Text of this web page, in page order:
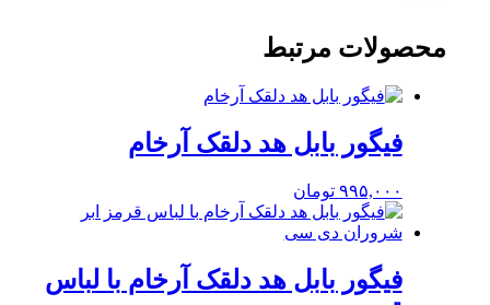
محصولات مرتبط
فیگور بابل هد دلقک آرخام
۹۹۵,۰۰۰ تومان
فیگور بابل هد دلقک آرخام با لباس